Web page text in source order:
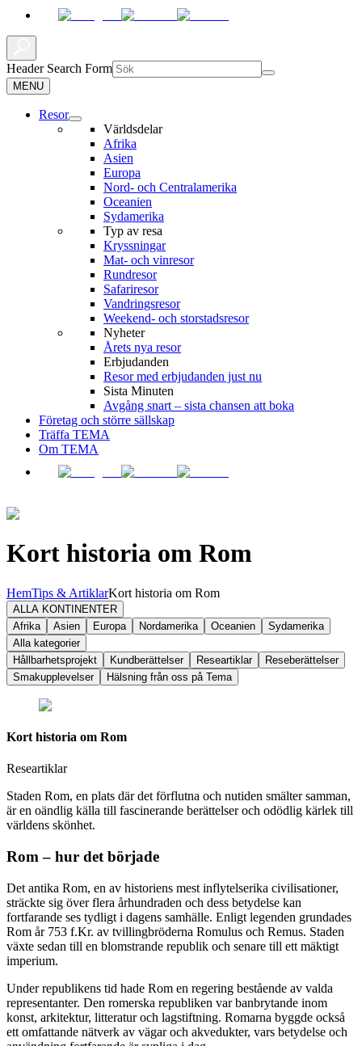
Header Search Form
MENU
Resor
Världsdelar
Afrika
Asien
Europa
Nord- och Centralamerika
Oceanien
Sydamerika
Typ av resa
Kryssningar
Mat- och vinresor
Rundresor
Safariresor
Vandringsresor
Weekend- och storstadsresor
Nyheter
Årets nya resor
Erbjudanden
Resor med erbjudanden just nu
Sista Minuten
Avgång snart – sista chansen att boka
Företag och större sällskap
Träffa TEMA
Om TEMA
Kort historia om Rom
HemTips & ArtiklarKort historia om Rom
ALLA KONTINENTER
Afrika
Asien Europa Nordamerika Oceanien
Sydamerika
Alla kategorier
Hållbarhetsprojekt
Kundberättelser Researtiklar
Reseberättelser
Smakupplevelser
Hälsning från oss på Tema
Kort historia om Rom
Researtiklar
Staden Rom, en plats där det förflutna och nutiden smälter samman,
är en oändlig källa till fascinerande berättelser och odödlig kärlek till
världens skönhet.
Rom – hur det började
Det antika Rom, en av historiens mest inflytelserika civilisationer,
sträckte sig över flera århundraden och dess betydelse kan
fortfarande ses tydligt i dagens samhälle. Enligt legenden grundades
Rom år 753 f.Kr. av tvillingbröderna Romulus och Remus. Staden
växte sedan till en blomstrande republik och senare till ett mäktigt
imperium.
Under republikens tid hade Rom en regering bestående av valda
representanter. Den romerska republiken var banbrytande inom
konst, arkitektur, litteratur och lagstiftning. Romarna byggde också
ett omfattande nätverk av vägar och akvedukter, vars betydelse och